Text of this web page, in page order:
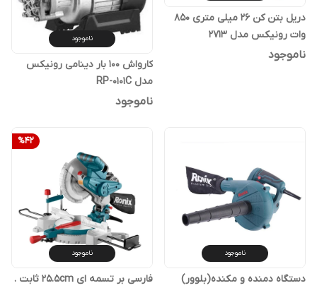
دریل بتن کن 26 میلی متری 850
وات رونیکس مدل 2713
ناموجود
ناموجود
کارواش 100 بار دینامی رونیکس
مدل RP-0101C
ناموجود
ناموجود
دستگاه دمنده و مکنده(بلوور)
%42
ناموجود
فارسی بر تسمه ای 25.5cm ثابت .